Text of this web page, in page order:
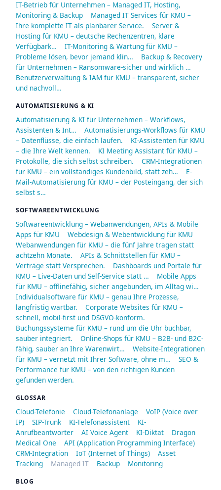
IT-Betrieb für Unternehmen – Managed IT, Hosting,
Monitoring & Backup
Managed IT Services für KMU –
Ihre komplette IT als planbarer Service.
Server &
Hosting für KMU – deutsche Rechenzentren, klare
Verfügbark…
IT-Monitoring & Wartung für KMU –
Probleme lösen, bevor jemand klin…
Backup & Recovery
für Unternehmen – Ransomware-sicher und wirklich …
Benutzerverwaltung & IAM für KMU – transparent, sicher
und nachvoll…
AUTOMATISIERUNG & KI
Automatisierung & KI für Unternehmen – Workflows,
Assistenten & Int…
Automatisierungs-Workflows für KMU
– Datenflüsse, die einfach laufen.
KI-Assistenten für KMU
– die Ihre Welt kennen.
KI Meeting Assistant für KMU –
Protokolle, die sich selbst schreiben.
CRM-Integrationen
für KMU – ein vollständiges Kundenbild, statt zeh…
E-
Mail-Automatisierung für KMU – der Posteingang, der sich
selbst s…
SOFTWAREENTWICKLUNG
Softwareentwicklung – Webanwendungen, APIs & Mobile
Apps für KMU
Webdesign & Webentwicklung für KMU
Webanwendungen für KMU – die fünf Jahre tragen statt
achtzehn Monate.
APIs & Schnittstellen für KMU –
Verträge statt Versprechen.
Dashboards und Portale für
KMU – Live-Daten und Self-Service statt …
Mobile Apps
für KMU – offlinefähig, sicher angebunden, im Alltag wi…
Individualsoftware für KMU – genau Ihre Prozesse,
langfristig wartbar.
Corporate Websites für KMU –
schnell, mobil-first und DSGVO-konform.
Buchungssysteme für KMU – rund um die Uhr buchbar,
sauber integriert.
Online-Shops für KMU – B2B- und B2C-
fähig, sauber an Ihre Warenwirt…
Website-Integrationen
für KMU – vernetzt mit Ihrer Software, ohne m…
SEO &
Performance für KMU – von den richtigen Kunden
gefunden werden.
GLOSSAR
Cloud-Telefonie Cloud-Telefonanlage
VoIP (Voice over
IP)
SIP-Trunk KI-Telefonassistent
KI-
Anrufbeantworter
AI Voice Agent KI-Diktat
Dragon
Medical One
API (Application Programming Interface)
CRM-Integration
IoT (Internet of Things)
Asset
Tracking
Managed IT Backup Monitoring
BLOG